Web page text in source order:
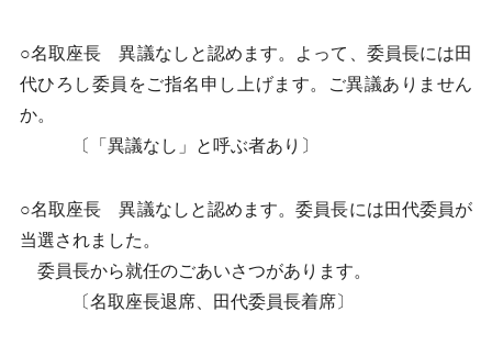
○名取座長 異議なしと認めます。よって、委員長には田
代ひろし委員をご指名申し上げます。ご異議ありません
か。
〔「異議なし」と呼ぶ者あり〕
○名取座長 異議なしと認めます。委員長には田代委員が
当選されました。
委員長から就任のごあいさつがあります。
〔名取座長退席、田代委員長着席〕